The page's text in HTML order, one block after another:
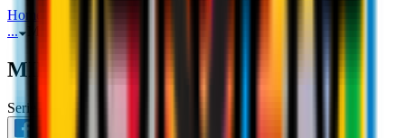
Home
...
MILAN‑TORINO: I CONVOCATI
Serie A